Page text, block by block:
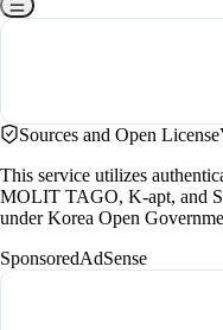
Sources and Open License
This service utilizes
MOLIT TAGO, K-apt, and
under Korea Open
SponsoredAdSense